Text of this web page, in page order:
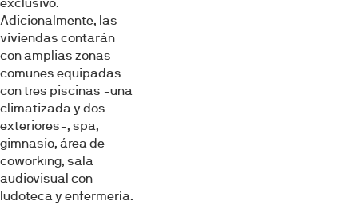
Adicionalmente, las
viviendas contarán
con amplias zonas
comunes equipadas
con tres piscinas -una
climatizada y dos
exteriores-, spa,
gimnasio, área de
coworking, sala
audiovisual con
ludoteca y enfermería.